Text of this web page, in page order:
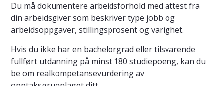
Du må dokumentere arbeidsforhold med attest fra
din arbeidsgiver som beskriver type jobb og
arbeidsoppgaver, stillingsprosent og varighet.
Hvis du ikke har en bachelorgrad eller tilsvarende
fullført utdanning på minst 180 studiepoeng, kan du
be om realkompetansevurdering av